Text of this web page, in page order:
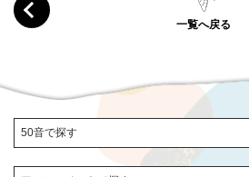
一覧へ戻る